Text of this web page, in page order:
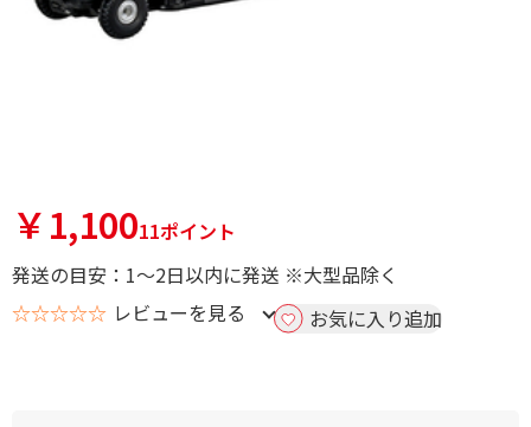
￥1,10011ポイント
発送の目安：1～2日以内に発送 ※大型品除く
☆☆☆☆☆ レビューを見る お気に入り追加